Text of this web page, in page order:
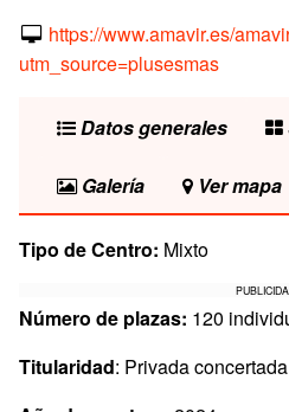
https://www.amavir.es/
utm_source=plusesmas
Datos generales
Galería Ver mapa
Tipo de Centro: Mixto
Número de plazas: 120
Titularidad: Privada concertada